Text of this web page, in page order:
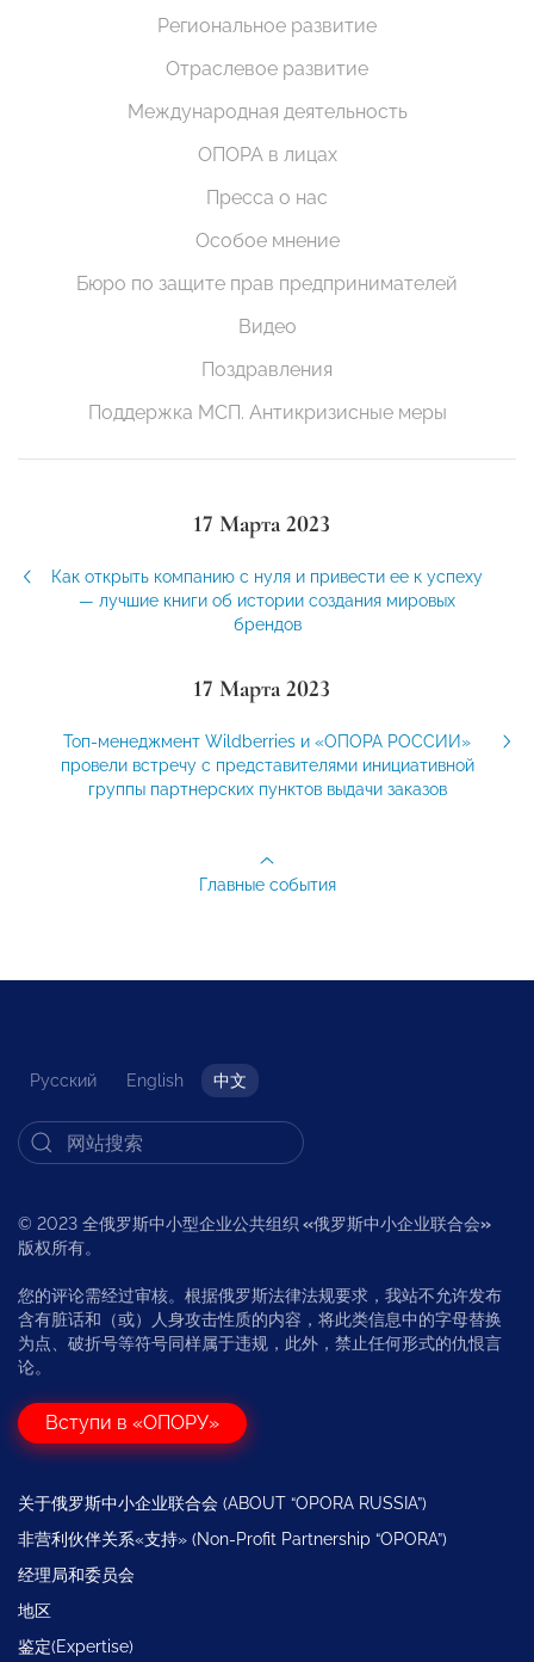
Региональное развитие
Отраслевое развитие
Международная деятельность
ОПОРА в лицах
Пресса о нас
Особое мнение
Бюро по защите прав предпринимателей
Видео
Поздравления
Поддержка МСП. Антикризисные меры
17 Марта 2023
Как открыть компанию с нуля и привести ее к успеху
— лучшие книги об истории создания мировых
брендов
17 Марта 2023
Топ-менеджмент Wildberries и «ОПОРА РОССИИ»
провели встречу с представителями инициативной
группы партнерских пунктов выдачи заказов
Главные события
Русский English 中文
© 2023 全俄罗斯中小型企业公共组织 «俄罗斯中小企业联合会»
版权所有。
您的评论需经过审核。根据俄罗斯法律法规要求，我站不允许发布
含有脏话和（或）人身攻击性质的内容，将此类信息中的字母替换
为点、破折号等符号同样属于违规，此外，禁止任何形式的仇恨言
论。
Вступи в «ОПОРУ»
关于俄罗斯中小企业联合会 (ABOUT “OPORA RUSSIA”)
非营利伙伴关系«支持» (Non-Profit Partnership “OPORA”)
经理局和委员会
地区
鉴定(Expertise)